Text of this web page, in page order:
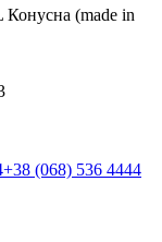
(made in
+38 (068) 536 4444